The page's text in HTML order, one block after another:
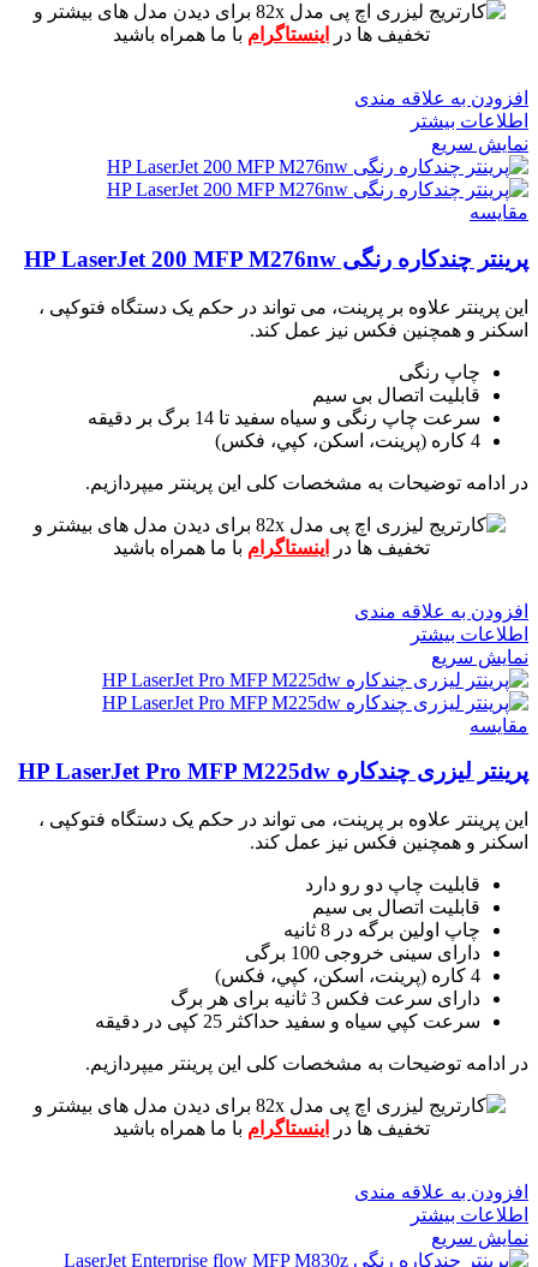
برای دیدن مدل های بیشتر و
تخفیف ها در
اینستاگرام با ما همراه باشید
افزودن به علاقه مندی
اطلاعات بیشتر
نمایش سریع
مقايسه
پرینتر چندکاره رنگی HP LaserJet 200 MFP M276nw
این پرینتر علاوه بر پرینت، می تواند در حکم یک دستگاه فتوکپی ،
اسکنر و همچنین فکس نیز عمل کند.
چاپ رنگی
قابلیت اتصال بی سیم
سرعت چاپ رنگی و سیاه سفید تا 14 برگ بر دقیقه
4 کاره (پرينت، اسکن، کپي، فکس)
در ادامه توضیحات به مشخصات کلی این پرینتر میپردازیم.
برای دیدن مدل های بیشتر و
تخفیف ها در
اینستاگرام با ما همراه باشید
افزودن به علاقه مندی
اطلاعات بیشتر
نمایش سریع
مقايسه
پرینتر لیزری چندکاره HP LaserJet Pro MFP M225dw
این پرینتر علاوه بر پرینت، می تواند در حکم یک دستگاه فتوکپی ،
اسکنر و همچنین فکس نیز عمل کند.
قابلیت چاپ دو رو دارد
قابلیت اتصال بی سیم
چاپ اولین برگه در 8 ثانیه
دارای سینی خروجی 100 برگی
4 کاره (پرينت، اسکن، کپي، فکس)
دارای سرعت فکس 3 ثانیه برای هر برگ
سرعت کپي سياه و سفيد حداکثر 25 کپی در دقیقه
در ادامه توضیحات به مشخصات کلی این پرینتر میپردازیم.
برای دیدن مدل های بیشتر و
تخفیف ها در
اینستاگرام با ما همراه باشید
افزودن به علاقه مندی
اطلاعات بیشتر
نمایش سریع